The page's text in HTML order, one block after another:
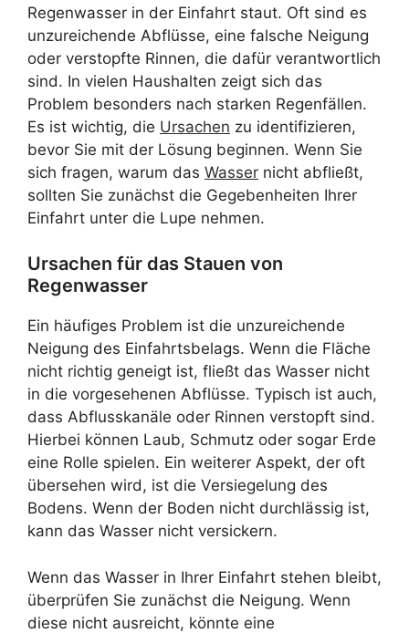
Regenwasser in der Einfahrt staut. Oft sind es
unzureichende Abflüsse, eine falsche Neigung
oder verstopfte Rinnen, die dafür verantwortlich
sind. In vielen Haushalten zeigt sich das
Problem besonders nach starken Regenfällen.
Es ist wichtig, die Ursachen zu identifizieren,
bevor Sie mit der Lösung beginnen. Wenn Sie
sich fragen, warum das Wasser nicht abfließt,
sollten Sie zunächst die Gegebenheiten Ihrer
Einfahrt unter die Lupe nehmen.
Ursachen für das Stauen von
Regenwasser
Ein häufiges Problem ist die unzureichende
Neigung des Einfahrtsbelags. Wenn die Fläche
nicht richtig geneigt ist, fließt das Wasser nicht
in die vorgesehenen Abflüsse. Typisch ist auch,
dass Abflusskanäle oder Rinnen verstopft sind.
Hierbei können Laub, Schmutz oder sogar Erde
eine Rolle spielen. Ein weiterer Aspekt, der oft
übersehen wird, ist die Versiegelung des
Bodens. Wenn der Boden nicht durchlässig ist,
kann das Wasser nicht versickern.
Wenn das Wasser in Ihrer Einfahrt stehen bleibt,
überprüfen Sie zunächst die Neigung. Wenn
diese nicht ausreicht, könnte eine